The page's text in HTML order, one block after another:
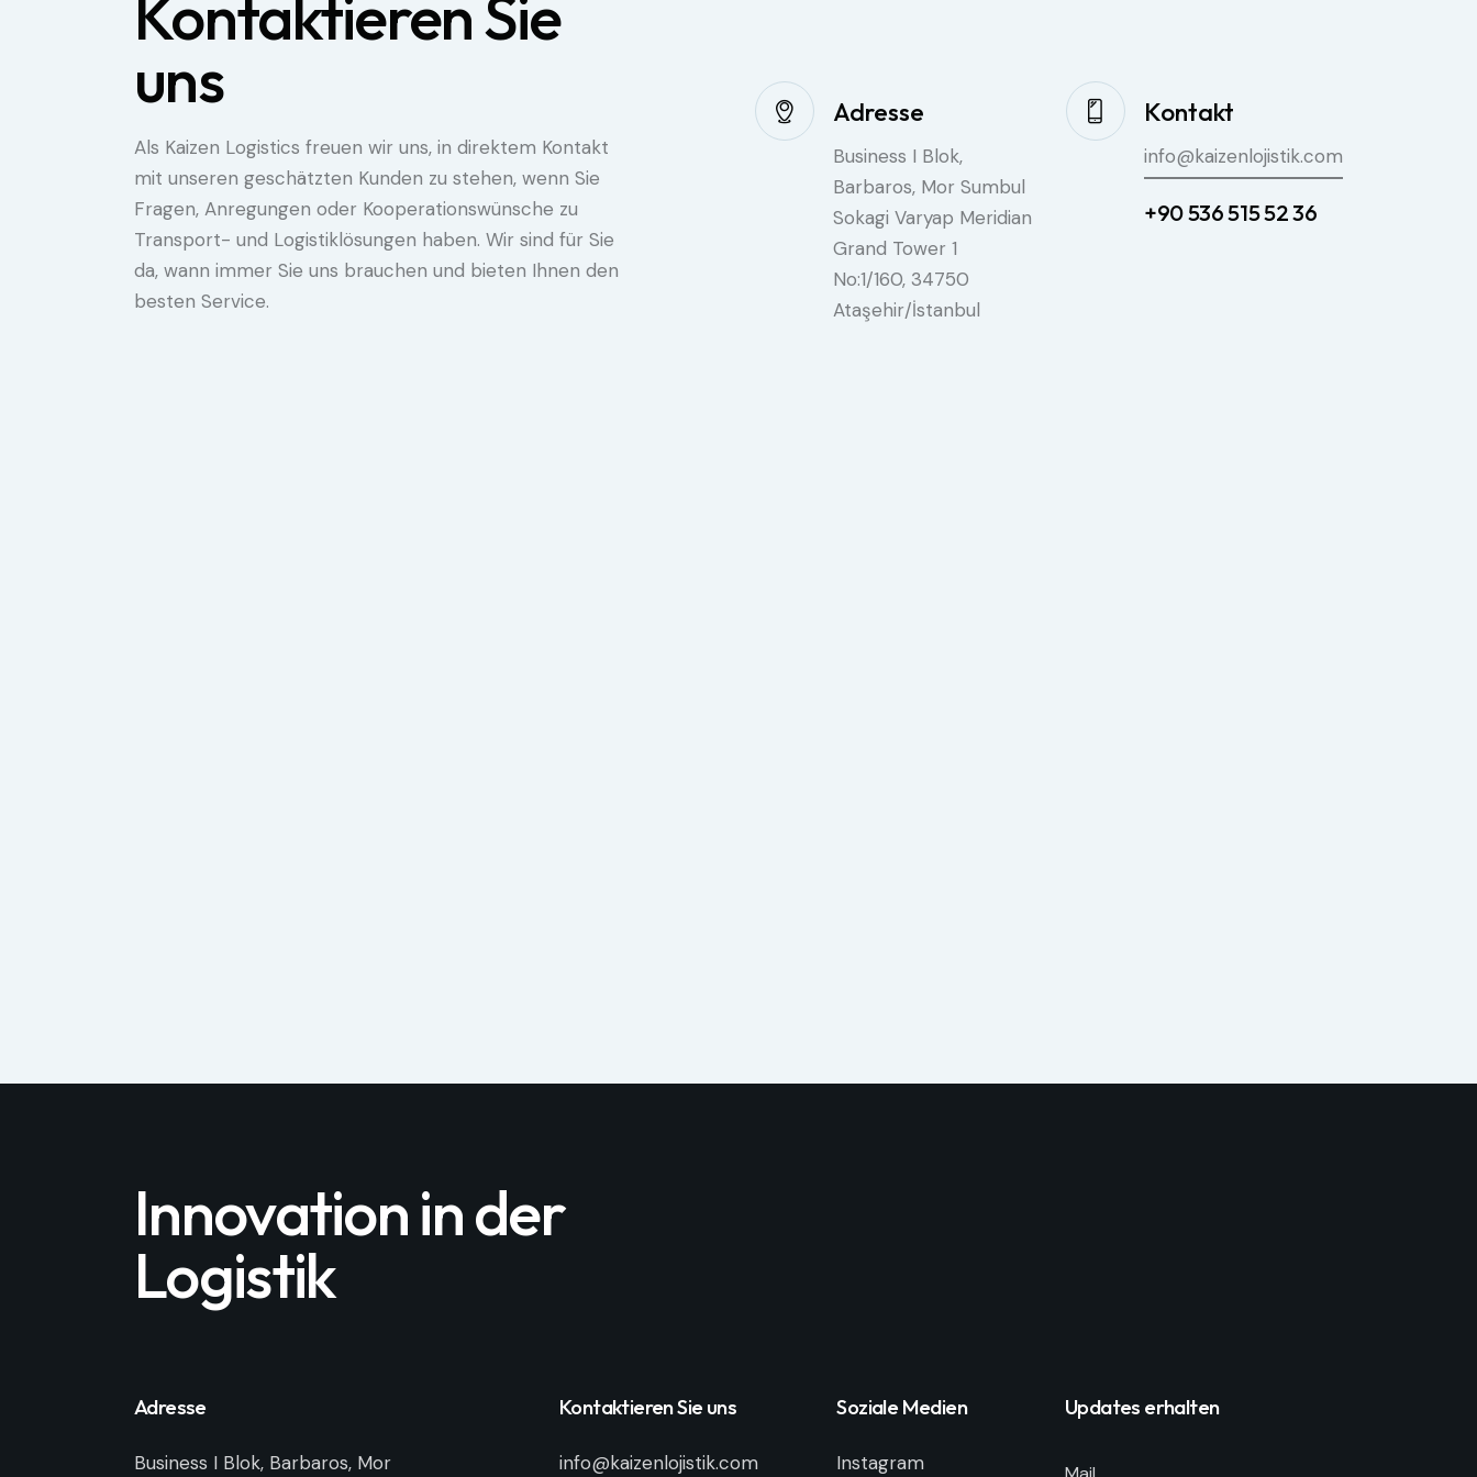
Kontaktieren Sie
uns
Als Kaizen Logistics freuen wir uns, in direktem Kontakt
mit unseren geschätzten Kunden zu stehen, wenn Sie
Fragen, Anregungen oder Kooperationswünsche zu
Transport- und Logistiklösungen haben. Wir sind für Sie
da, wann immer Sie uns brauchen und bieten Ihnen den
besten Service.
Adresse
Business I Blok,
Barbaros, Mor Sumbul
Sokagi Varyap Meridian
Grand Tower 1
No:1/160, 34750
Ataşehir/İstanbul
Kontakt
info@kaizenlojistik.com
+90 536 515 52 36
Innovation in der
Logistik
Adresse
Business I Blok, Barbaros, Mor
Kontaktieren Sie uns
info@kaizenlojistik.com
Soziale Medien
Instagram
Updates erhalten